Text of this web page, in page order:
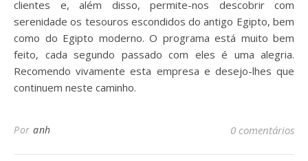
clientes e, além disso, permite-nos descobrir com
serenidade os tesouros escondidos do antigo Egipto, bem
como do Egipto moderno. O programa está muito bem
feito, cada segundo passado com eles é uma alegria.
Recomendo vivamente esta empresa e desejo-lhes que
continuem neste caminho.
Por anh 0 comentários